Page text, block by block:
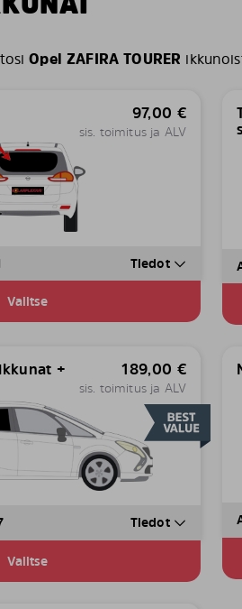
Opel ZAFIRA TOURER
97,00 €
sis. toimitus ja ALV
Tiedot
Valitse
+
189,00 €
sis. toimitus ja ALV
Tiedot
Valitse